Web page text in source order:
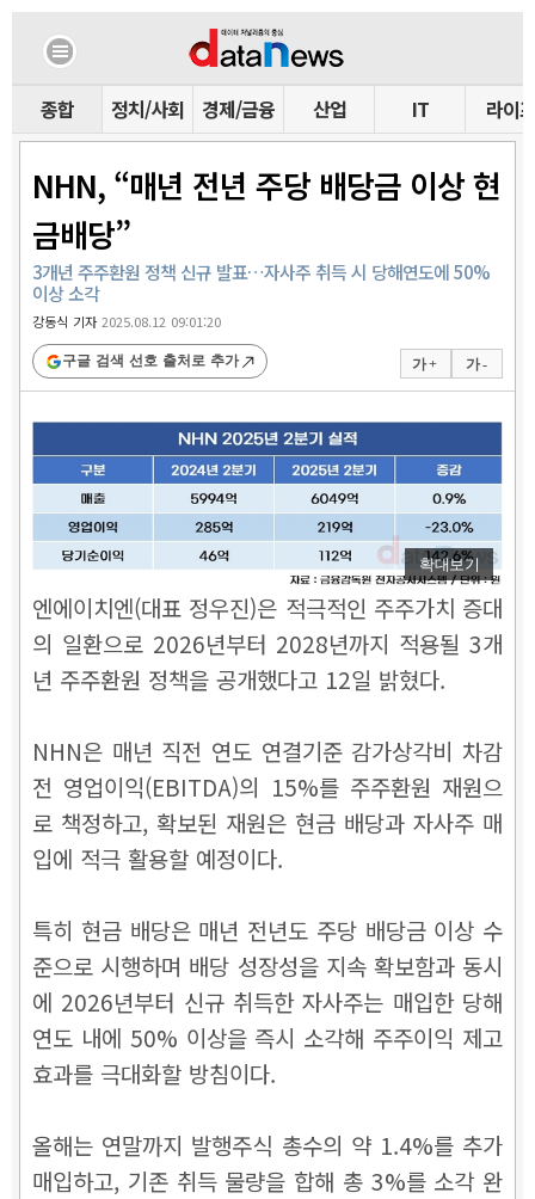
종합 정치/사회 경제/금융 산업 IT 라이프
NHN, “매년 전년 주당 배당금 이상 현
금배당”
3개년 주주환원 정책 신규 발표…자사주 취득 시 당해연도에 50%
이상 소각
강동식 기자2025.08.12 09:01:20
가 + 가 -
구글 검색 선호 출처로 추가
확대보기
엔에이치엔(대표 정우진)은 적극적인 주주가치 증대
의 일환으로 2026년부터 2028년까지 적용될 3개
년 주주환원 정책을 공개했다고 12일 밝혔다.
NHN은 매년 직전 연도 연결기준 감가상각비 차감
전 영업이익(EBITDA)의 15%를 주주환원 재원으
로 책정하고, 확보된 재원은 현금 배당과 자사주 매
입에 적극 활용할 예정이다.
특히 현금 배당은 매년 전년도 주당 배당금 이상 수
준으로 시행하며 배당 성장성을 지속 확보함과 동시
에 2026년부터 신규 취득한 자사주는 매입한 당해
연도 내에 50% 이상을 즉시 소각해 주주이익 제고
효과를 극대화할 방침이다.
올해는 연말까지 발행주식 총수의 약 1.4%를 추가
매입하고, 기존 취득 물량을 합해 총 3%를 소각 완